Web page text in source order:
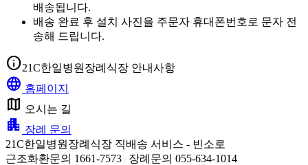
배송됩니다.
배송 완료 후 설치 사진을 주문자 휴대폰번호로 문자 전
송해 드립니다.
info21C한일병원장례식장 안내사항
language 홈페이지
map 오시는 길
apartment 장례 문의
21C한일병원장례식장 직배송 서비스 - 빈소로
근조화환문의 1661-7573
장례문의 055-634-1014